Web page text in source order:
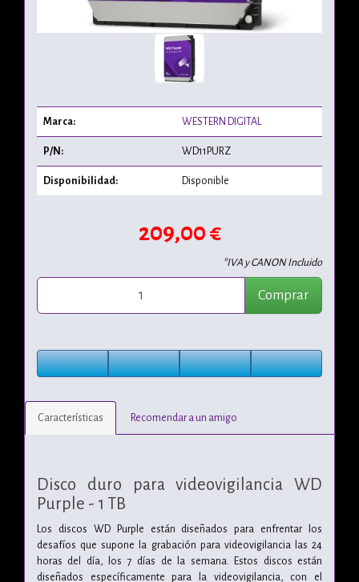
Marca: WESTERN DIGITAL
P/N: WD11PURZ
Disponibilidad: Disponible
209,00 €
*IVA y CANON Incluido
Comprar
Características Recomendar a un amigo
Disco duro para videovigilancia WD
Purple - 1 TB
Los discos WD Purple están diseñados para enfrentar los
desafíos que supone la grabación para videovigilancia las 24
horas del día, los 7 días de la semana. Estos discos están
diseñados específicamente para la videovigilancia, con el